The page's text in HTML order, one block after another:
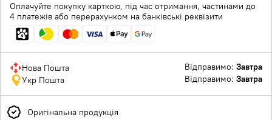
Оплачуйте покупку карткою, під час отримання, частинами до
4 платежів або перерахунком на банківські реквізити
Нова Пошта Відправимо: Завтра
Укр Пошта
Відправимо: Завтра
Оригінальна продукція